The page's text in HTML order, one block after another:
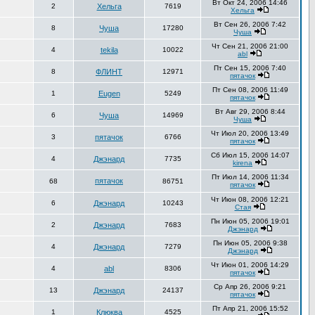
2 Хельга 7619
Вт Окт 24, 2006 14:46
Хельга
8 Чуша 17280
Вт Сен 26, 2006 7:42
Чуша
4 tekila 10022
Чт Сен 21, 2006 21:00
abl
8 ФЛИНТ 12971
Пт Сен 15, 2006 7:40
пятачок
1 Eugen 5249
Пт Сен 08, 2006 11:49
пятачок
6 Чуша 14969
Вт Авг 29, 2006 8:44
Чуша
3 пятачок 6766
Чт Июл 20, 2006 13:49
пятачок
4 Джэнард 7735
Сб Июл 15, 2006 14:07
kirena
68 пятачок 86751
Пт Июл 14, 2006 11:34
пятачок
6 Джэнард 10243
Чт Июн 08, 2006 12:21
Стая
2 Джэнард 7683
Пн Июн 05, 2006 19:01
Джэнард
4 Джэнард 7279
Пн Июн 05, 2006 9:38
Джэнард
4 abl 8306
Чт Июн 01, 2006 14:29
пятачок
13 Джэнард 24137
Ср Апр 26, 2006 9:21
пятачок
1 Клюква 4525
Пт Апр 21, 2006 15:52